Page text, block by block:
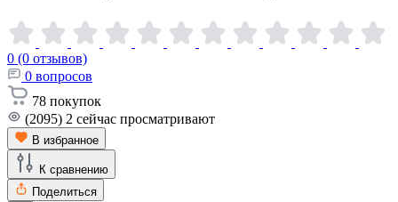
0 (0 отзывов)
0 вопросов
78 покупок
(2095) 2 сейчас просматривают
В избранное
К сравнению
Поделиться